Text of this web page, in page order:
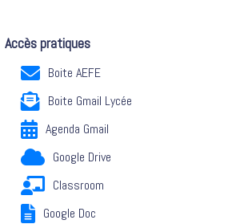
Accès pratiques
Boite AEFE
Boite Gmail Lycée
Agenda Gmail
Google Drive
Classroom
Google Doc